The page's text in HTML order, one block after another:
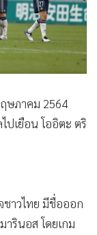
ษภาคม 2564
ปเยือน โออิตะ ตริ
าวไทย มีชื่อออก
ารินอส โดยเกม